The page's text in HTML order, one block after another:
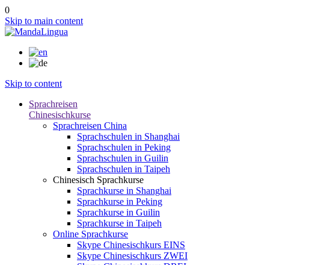
0
Skip to main content
Skip to content
Sprachreisen
Chinesischkurse
Sprachreisen China
Sprachschulen in Shanghai
Sprachschulen in Peking
Sprachschulen in Guilin
Sprachschulen in Taipeh
Chinesisch Sprachkurse
Sprachkurse in Shanghai
Sprachkurse in Peking
Sprachkurse in Guilin
Sprachkurse in Taipeh
Online Sprachkurse
Skype Chinesischkurs EINS
Skype Chinesischkurs ZWEI